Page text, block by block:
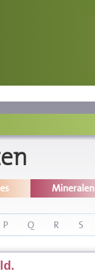
Mineralen
P Q R S